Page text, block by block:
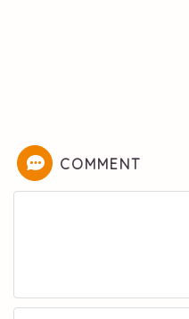
COMMENT